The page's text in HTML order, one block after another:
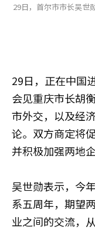
29日，首尔市市长吴世
29日，正在中国
会见重庆市长胡
市外交，以及经
论。双方商定将
并积极加强两地
吴世勋表示，今
系五周年，期望
业之间的交流，